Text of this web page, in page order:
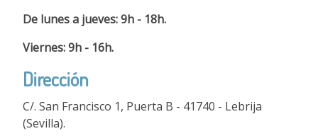
De lunes a jueves: 9h - 18h.
Viernes: 9h - 16h.
Dirección
C/. San Francisco 1, Puerta B - 41740 - Lebrija
(Sevilla).